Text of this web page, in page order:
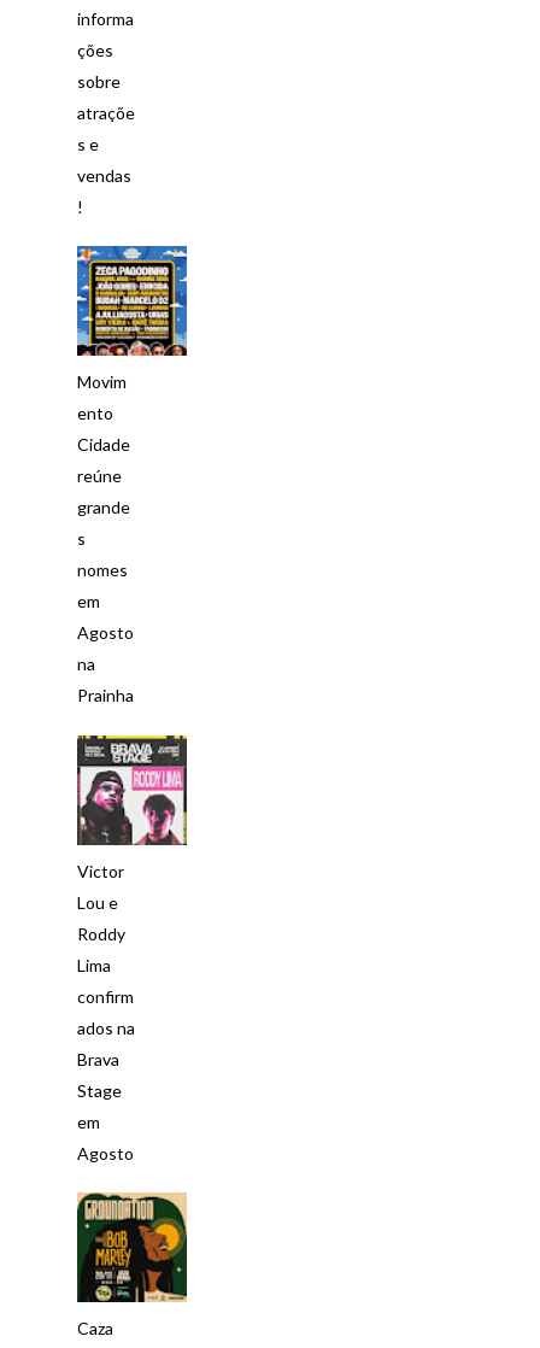
informa
ções
sobre
atraçõe
s e
vendas
!
Movim
ento
Cidade
reúne
grande
s
nomes
em
Agosto
na
Prainha
Victor
Lou e
Roddy
Lima
confirm
ados na
Brava
Stage
em
Agosto
Caza